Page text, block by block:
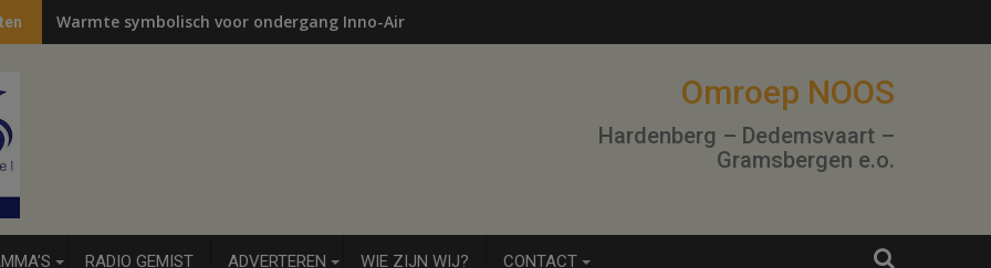
Warmte symbolisch voor ondergang Inno-Air
Omroep NOOS
Hardenberg – Dedemsvaart –
Gramsbergen e.o.
RADIO GEMIST ADVERTEREN WIE ZIJN WIJ? CONTACT